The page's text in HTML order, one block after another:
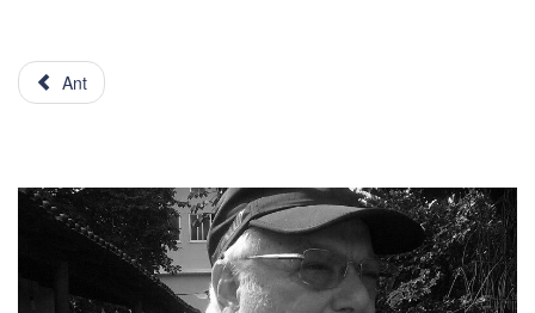
Ant